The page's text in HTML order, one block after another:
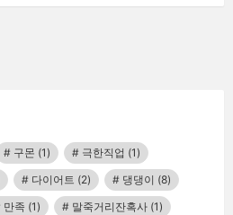
구몬 (1) 극한직업 (1)
다이어트 (2) 댕댕이 (8)
만족 (1) 말죽거리잔혹사 (1)